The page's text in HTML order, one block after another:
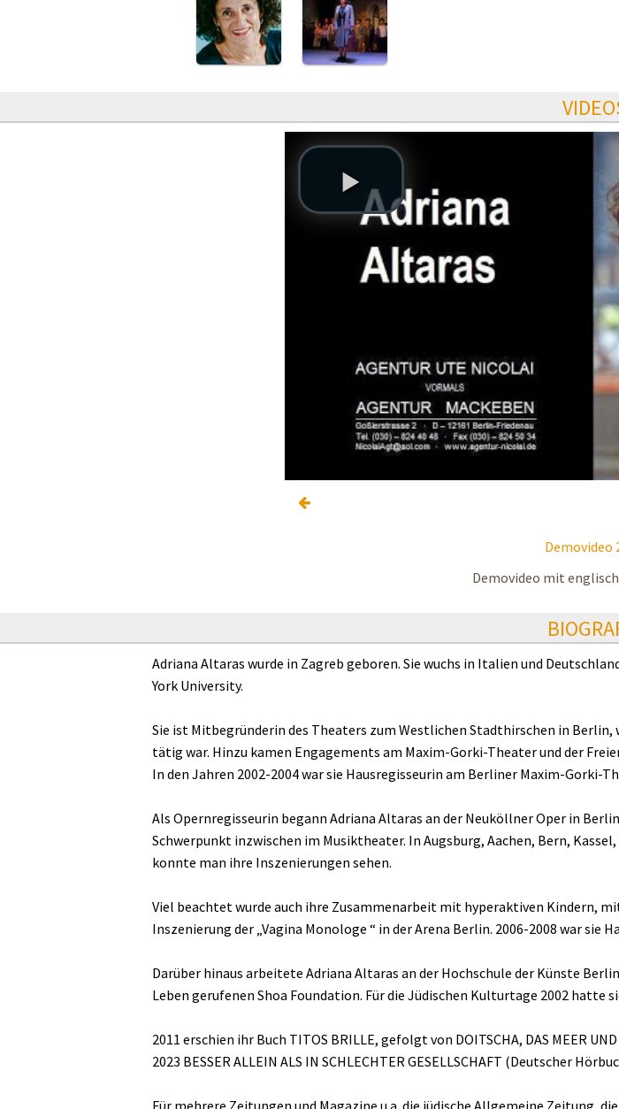
Demovideo
Demovideo mit
Adriana Altaras wurde in Zagreb geboren. Sie wuchs in Italien und
York University.
Sie ist Mitbegründerin des Theaters zum Westlichen Stadthirschen in
tätig war. Hinzu kamen Engagements am Maxim-Gorki-Theater und der
In den Jahren 2002-2004 war sie Hausregisseurin am Berliner Maxim-Gorki-
Als Opernregisseurin begann Adriana Altaras an der Neuköllner Oper in
Schwerpunkt inzwischen im Musiktheater. In Augsburg, Aachen, Bern,
konnte man ihre Inszenierungen sehen.
Viel beachtet wurde auch ihre Zusammenarbeit mit hyperaktiven Kindern,
Inszenierung der „Vagina Monologe “ in der Arena Berlin. 2006-2008 war
Darüber hinaus arbeitete Adriana Altaras an der Hochschule der Künste
Leben gerufenen Shoa Foundation. Für die Jüdischen Kulturtage 2002 hatte
2011 erschien ihr Buch TITOS BRILLE, gefolgt von DOITSCHA, DAS MEER
2023 BESSER ALLEIN ALS IN SCHLECHTER GESELLSCHAFT (Deutscher